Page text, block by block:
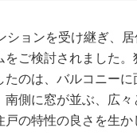
ョンを受け継ぎ、
ご検討されました
のは、バルコニー
側に窓が並ぶ、広
の特性の良さを生